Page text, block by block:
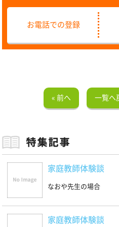
お電話での登録
« 前へ 一覧へ
家庭教師体験談
なおや先生の場合
家庭教師体験談